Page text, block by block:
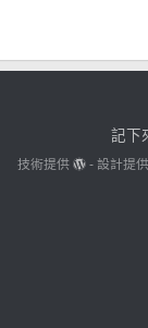
記下
技術提供 - 設計提供